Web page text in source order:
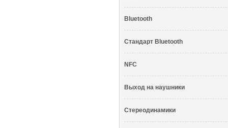
Bluetooth
Стандарт Bluetooth
NFC
Выход на наушники
Стереодинамики